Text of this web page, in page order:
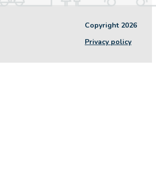
Copyright 2026
Privacy policy